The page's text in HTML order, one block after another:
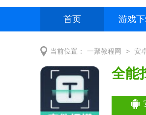
首页 游戏
当前位置： 一聚教程网 > 安
全能